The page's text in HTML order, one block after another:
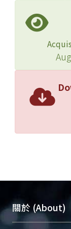
關於 (About)